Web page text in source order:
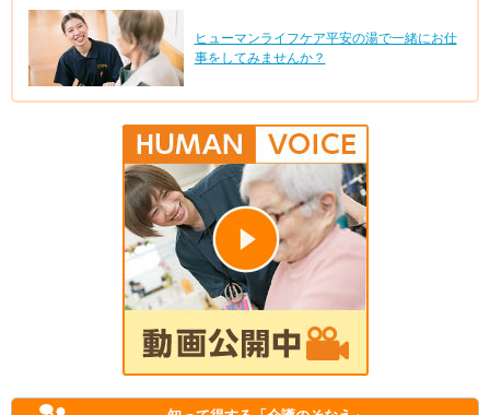
ヒューマンライフケア平安の湯で一緒にお仕
事をしてみませんか？